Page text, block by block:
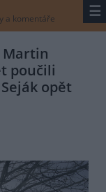
a komentáře ☰
Martin
poučili
opět